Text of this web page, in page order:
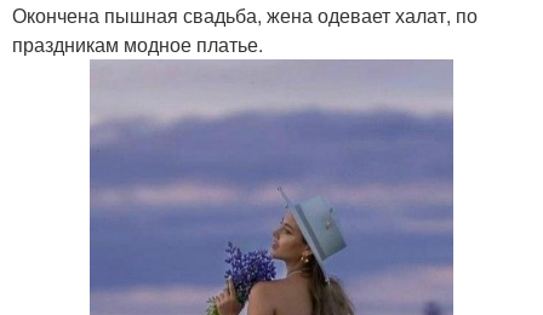
Окончена пышная свадьба, жена одевает халат, по
праздникам модное платье.